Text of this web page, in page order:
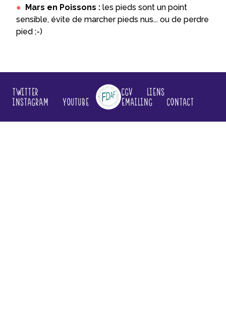
Mars en Poissons : les pieds sont un point
sensible, évite de marcher pieds nus... ou de perdre
pied ;-)
Twitter
Instagram
YouTube
CGV
Liens
Emailing
Contact